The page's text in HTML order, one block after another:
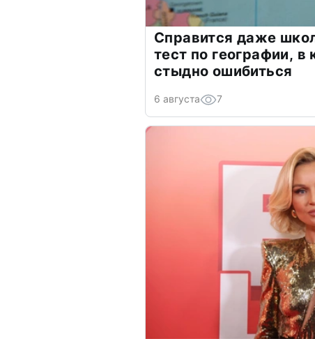
Справится даже
тест по географии, в
стыдно ошибиться
6 августа 7